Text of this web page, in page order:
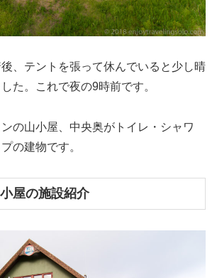
、テントを張って休んでいると少し晴
た。これで夜の9時前です。
の山小屋、中央奥がトイレ・シャワ
の建物です。
屋の施設紹介